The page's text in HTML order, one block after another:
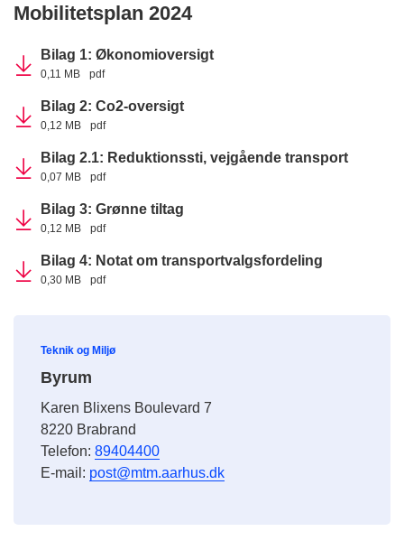
Mobilitetsplan 2024
Bilag 1: Økonomioversigt
0,11 MB pdf
Bilag 2: Co2-oversigt
0,12 MB pdf
Bilag 2.1: Reduktionssti, vejgående transport
0,07 MB pdf
Bilag 3: Grønne tiltag
0,12 MB pdf
Bilag 4: Notat om transportvalgsfordeling
0,30 MB pdf
Teknik og Miljø
Byrum
Karen Blixens Boulevard 7
8220 Brabrand
Telefon: 89404400
E-mail: post@mtm.aarhus.dk